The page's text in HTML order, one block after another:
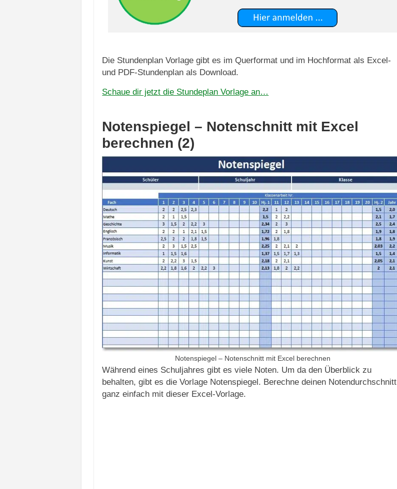
Die Stundenplan Vorlage gibt es im Querformat und im Hochformat als Excel-
und PDF-Stundenplan als Download.
Schaue dir jetzt die Stundeplan Vorlage an…
Notenspiegel – Notenschnitt mit Excel
berechnen (2)
Notenspiegel – Notenschnitt mit Excel berechnen
Während eines Schuljahres gibt es viele Noten. Um da den Überblick zu
behalten, gibt es die Vorlage Notenspiegel. Berechne deinen Notendurchschnitt
ganz einfach mit dieser Excel-Vorlage.